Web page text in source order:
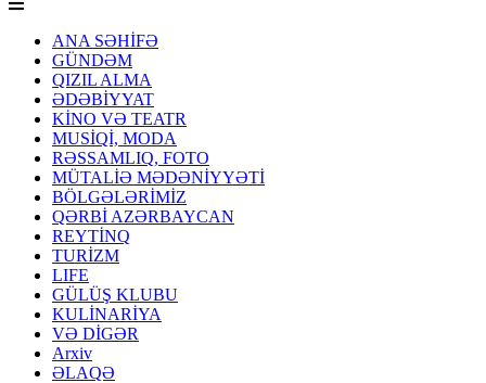
ANA SƏHİFƏ
GÜNDƏM
QIZIL ALMA
ƏDƏBİYYAT
KİNO VƏ TEATR
MUSİQİ, MODA
RƏSSAMLIQ, FOTO
MÜTALİƏ MƏDƏNİYYƏTİ
BÖLGƏLƏRİMİZ
QƏRBİ AZƏRBAYCAN
REYTİNQ
TURİZM
LIFE
GÜLÜŞ KLUBU
KULİNARİYA
VƏ DİGƏR
Arxiv
ƏLAQƏ